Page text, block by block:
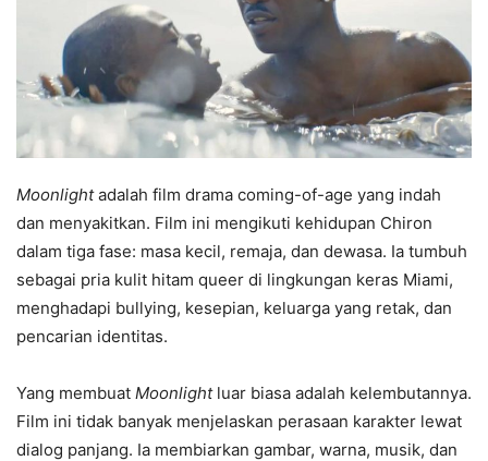
Moonlightadalah film drama coming-of-age yang indah
dan menyakitkan. Film ini mengikuti kehidupan Chiron
dalam tiga fase: masa kecil, remaja, dan dewasa. Ia tumbuh
sebagai pria kulit hitam queer di lingkungan keras Miami,
menghadapi bullying, kesepian, keluarga yang retak, dan
pencarian identitas.
Yang membuat Moonlightluar biasa adalah kelembutannya.
Film ini tidak banyak menjelaskan perasaan karakter lewat
dialog panjang. Ia membiarkan gambar, warna, musik, dan